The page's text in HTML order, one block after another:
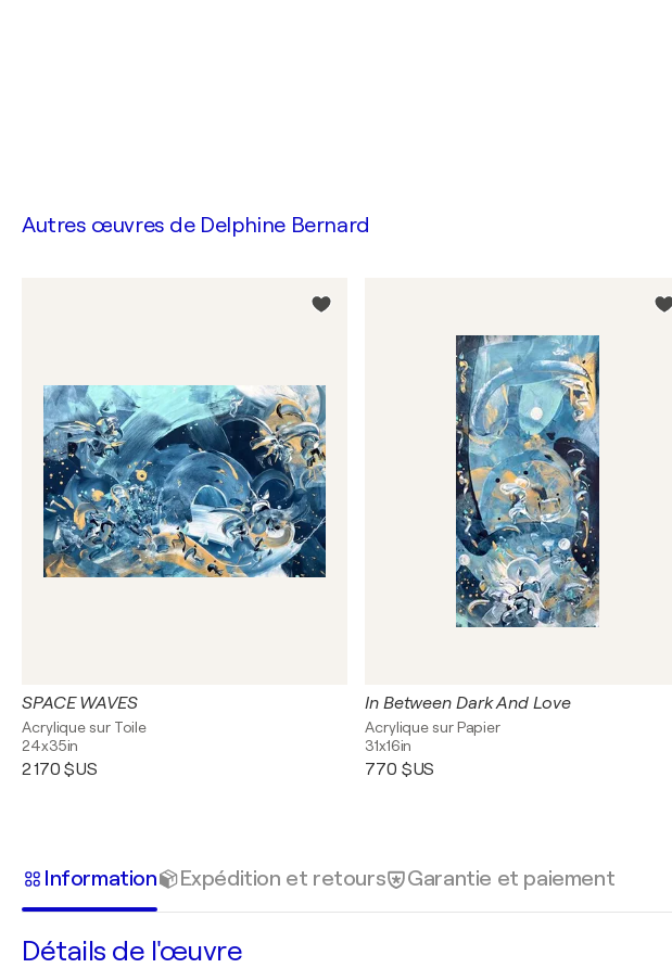
Autres œuvres de Delphine Bernard
SPACE WAVES
Acrylique sur Toile
24x35in
2 170 $US
In Between Dark And Love
Acrylique sur Papier
31x16in
770 $US
Information Expédition et retours Garantie et paiement
Détails de l'œuvre